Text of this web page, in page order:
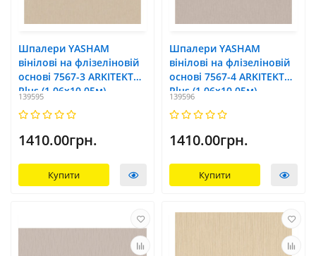
Шпалери YASHAM
вінілові на флізеліновій
основі 7567-3 ARKITEKT
Plus (1,06x10,05м)
139595
1410.00грн.
Купити
Шпалери YASHAM
вінілові на флізеліновій
основі 7567-4 ARKITEKT
Plus (1,06x10,05м)
139596
1410.00грн.
Купити